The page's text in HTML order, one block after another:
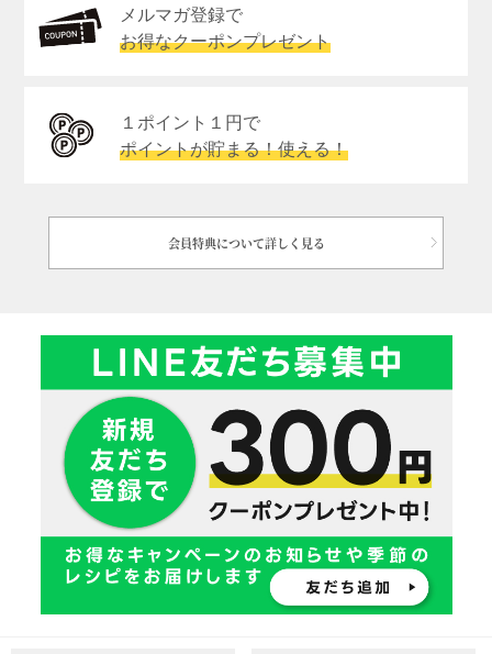
メルマガ登録で
お得なクーポンプレゼント
１ポイント１円で
ポイントが貯まる！使える！
会員特典について詳しく見る